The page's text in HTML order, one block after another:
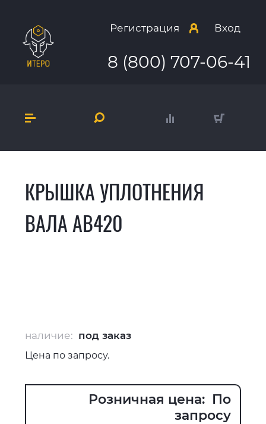
Регистрация Вход
8 (800) 707-06-41
КРЫШКА УПЛОТНЕНИЯ
ВАЛА AB420
наличие: под заказ
Цена по запросу.
Розничная цена: По
запросу